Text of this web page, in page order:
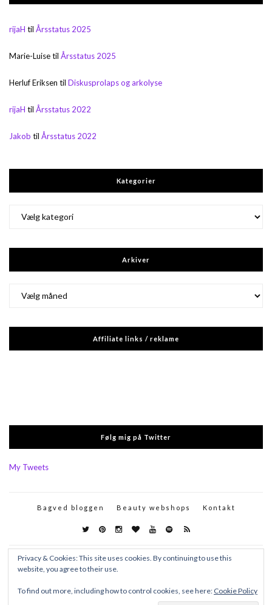
rijaH til Årsstatus 2025
Marie-Luisetil Årsstatus 2025
Herluf Eriksen til Diskusprolaps og arkolyse
rijaH til Årsstatus 2022
Jakob til Årsstatus 2022
Kategorier
Arkiver
Affiliate links / reklame
Følg mig på Twitter
My Tweets
Bagved bloggen Beauty webshops Kontakt
Privacy & Cookies: This site uses cookies. By continuing to use this
website, you agree to their use.
To find out more, including how to control cookies, see here: Cookie Policy